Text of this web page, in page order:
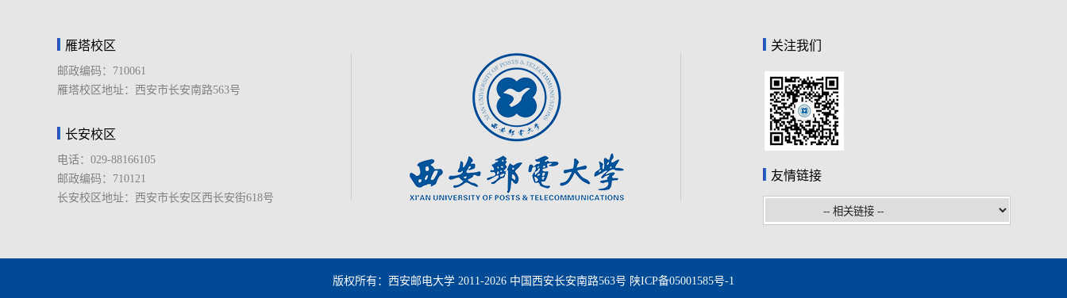
雁塔校区
邮政编码：710061
雁塔校区地址：西安市长安南路563号
长安校区
电话：029-88166105
邮政编码：710121
长安校区地址：西安市长安区西长安街618号
关注我们
友情链接
版权所有：西安邮电大学 2011-2026 中国西安长安南路563号 陕ICP备05001585号-1